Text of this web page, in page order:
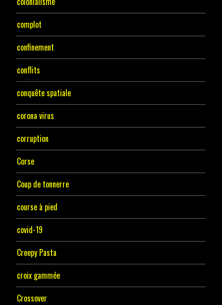
complot
confinement
conflits
conquête spatiale
corona virus
corruption
Corse
Coup de tonnerre
course à pied
covid-19
Creepy Pasta
croix gammée
Crossover